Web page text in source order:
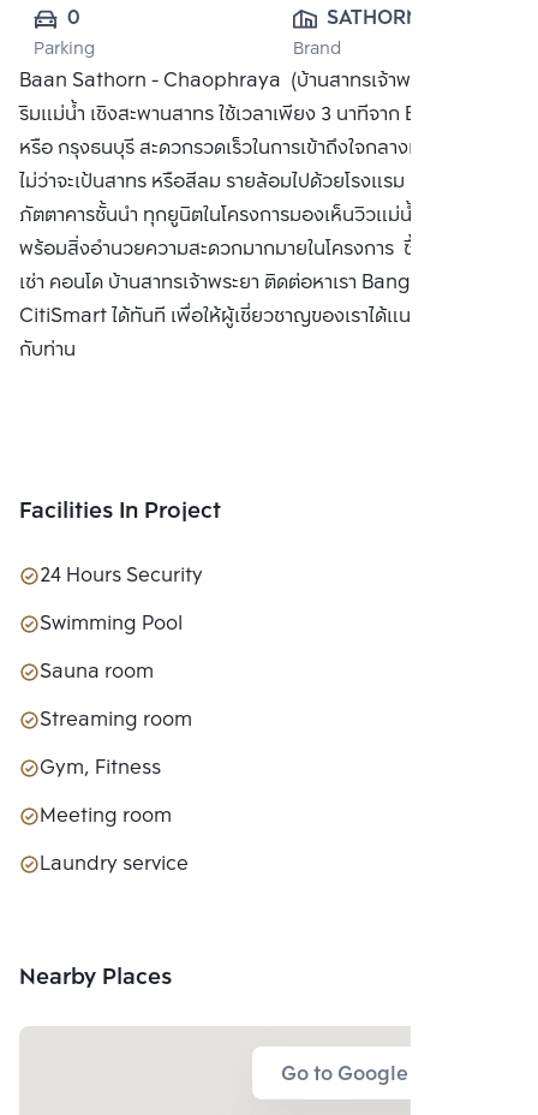
0
Parking
SATHORN CHAO
PRAYA ARCADIA
CO., LTD.
Brand
Baan Sathorn - Chaophraya (บ้านสาทรเจ้าพระยา) คอนโด
ริมแม่น้ำ เชิงสะพานสาทร ใช้เวลาเพียง 3 นาทีจาก BTS ตากสิน
หรือ กรุงธนบุรี สะดวกรวดเร็วในการเข้าถึงใจกลางแหล่งธุรกิจ
ไม่ว่าจะเป้นสาทร หรือสีลม รายล้อมไปด้วยโรงแรม 5 ดาว และ
ภัตตาคารชั้นนำ ทุกยูนิตในโครงการมองเห็นวิวแม่น้ำ ทั้ง 2 ฝั่งน้ำ
พร้อมสิ่งอำนวยความสะดวกมากมายในโครงการ ซื้อ ขาย หรือ
เช่า คอนโด บ้านสาทรเจ้าพระยา ติดต่อหาเรา Bangkok
CitiSmart ได้ทันที เพื่อให้ผู้เชี่ยวชาญของเราได้แนะนำคอนโดให้
กับท่าน
Facilities In Project
24 Hours Security
Swimming Pool
Sauna room
Streaming room
Gym, Fitness
Meeting room
Laundry service
Nearby Places
Go to Google Map